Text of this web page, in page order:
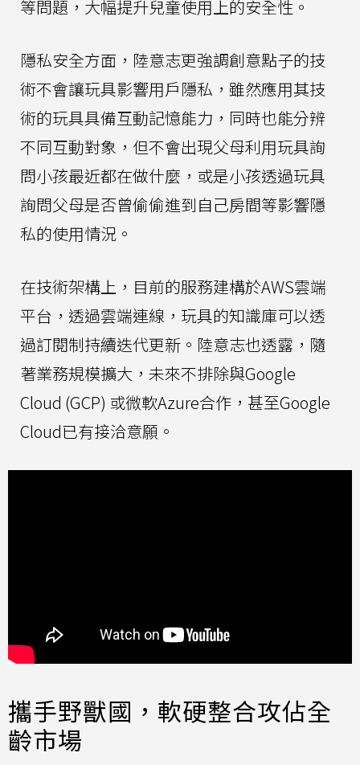
等問題，大幅提升兒童使用上的安全性。
隱私安全方面，陸意志更強調創意點子的技
術不會讓玩具影響用戶隱私，雖然應用其技
術的玩具具備互動記憶能力，同時也能分辨
不同互動對象，但不會出現父母利用玩具詢
問小孩最近都在做什麼，或是小孩透過玩具
詢問父母是否曾偷偷進到自己房間等影響隱
私的使用情況。
在技術架構上，目前的服務建構於AWS雲端
平台，透過雲端連線，玩具的知識庫可以透
過訂閱制持續迭代更新。陸意志也透露，隨
著業務規模擴大，未來不排除與Google
Cloud (GCP) 或微軟Azure合作，甚至Google
Cloud已有接洽意願。
攜手野獸國，軟硬整合攻佔全
齡市場